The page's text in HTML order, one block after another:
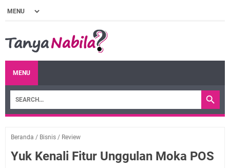
MENU
Beranda / Bisnis / Review
Yuk Kenali Fitur Unggulan Moka POS